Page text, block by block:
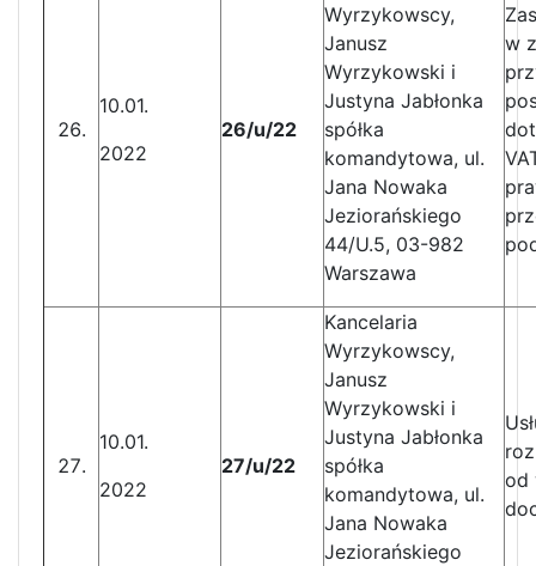
10.01.
2022
26/u/22
Wyrzykowscy,
Janusz
Wyrzykowski i
Justyna Jabłonka
spółka
komandytowa, ul.
Jana Nowaka
Jeziorańskiego
44/U.5, 03-982
Warszawa
w
10.01.
2022
27/u/22
Kancelaria
Wyrzykowscy,
Janusz
Wyrzykowski i
Justyna Jabłonka
spółka
komandytowa, ul.
Jana Nowaka
Jeziorańskiego
od